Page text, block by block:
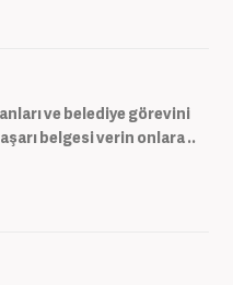
ve belediye görevini
belgesi verin onlara ..